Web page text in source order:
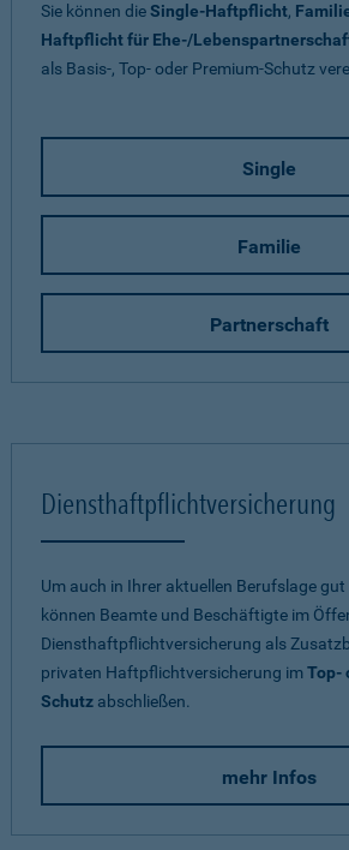
Sie können dieSingle-Haftpflicht,
Haftpflicht für Ehe-/
als Basis-, Top- oder Premium-Schutz
Single
Familie
Partnerschaft
Diensthaftpflichtversicherung
Um auch in Ihrer aktuellen Berufslage
können Beamte und Beschäftigte im
Diensthaftpflichtversicherung als
privaten Haftpflichtversicherung imTop-
Schutz abschließen.
mehr Infos